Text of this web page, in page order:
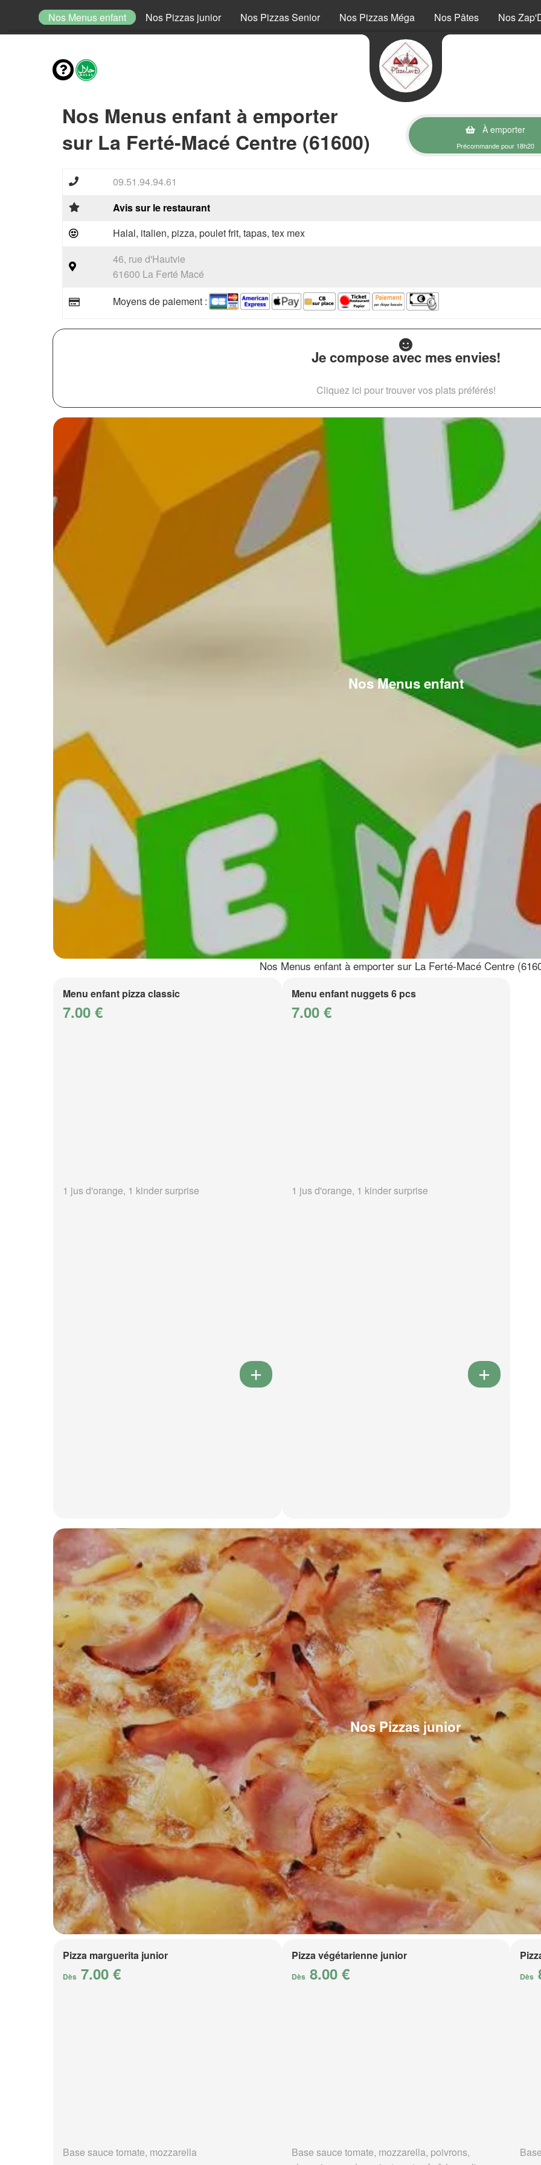
Nos Menus enfant Nos Pizzas junior Nos Pizzas Senior Nos Pizzas Méga Nos Pâtes Nos
Nos Menus enfant à emporter
sur La Ferté-Macé Centre (61600)
À emporter
Précommande pour 18h20
09.51.94.94.61
Avis sur le restaurant
Halal, italien, pizza, poulet frit, tapas, tex mex
46, rue d'Hautvie
61600 La Ferté Macé
Moyens de paiement :
Je compose avec mes envies!
Cliquez ici pour trouver vos plats préférés!
Nos Menus enfant
Nos Menus enfant à emporter sur La Ferté-Macé Centre
Menu enfant pizza classic
7.00 €
1 jus d'orange, 1 kinder surprise
Menu enfant nuggets 6 pcs
7.00 €
1 jus d'orange, 1 kinder surprise
Nos Pizzas junior
Pizza marguerita junior
Dès 7.00 €
Base sauce tomate, mozzarella
Pizza végétarienne junior
Dès 8.00 €
Base sauce tomate, mozzarella, poivrons,
Dès